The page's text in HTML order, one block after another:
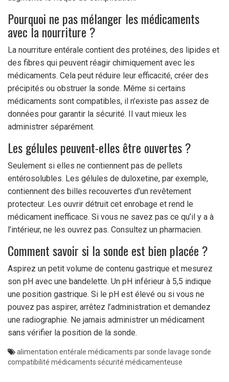
Pourquoi ne pas mélanger les médicaments
avec la nourriture ?
La nourriture entérale contient des protéines, des lipides et
des fibres qui peuvent réagir chimiquement avec les
médicaments. Cela peut réduire leur efficacité, créer des
précipités ou obstruer la sonde. Même si certains
médicaments sont compatibles, il n’existe pas assez de
données pour garantir la sécurité. Il vaut mieux les
administrer séparément.
Les gélules peuvent-elles être ouvertes ?
Seulement si elles ne contiennent pas de pellets
entérosolubles. Les gélules de duloxetine, par exemple,
contiennent des billes recouvertes d’un revêtement
protecteur. Les ouvrir détruit cet enrobage et rend le
médicament inefficace. Si vous ne savez pas ce qu’il y a à
l’intérieur, ne les ouvrez pas. Consultez un pharmacien.
Comment savoir si la sonde est bien placée ?
Aspirez un petit volume de contenu gastrique et mesurez
son pH avec une bandelette. Un pH inférieur à 5,5 indique
une position gastrique. Si le pH est élevé ou si vous ne
pouvez pas aspirer, arrêtez l’administration et demandez
une radiographie. Ne jamais administrer un médicament
sans vérifier la position de la sonde.
alimentation entérale médicaments par sonde lavage sonde
compatibilité médicaments sécurité médicamenteuse